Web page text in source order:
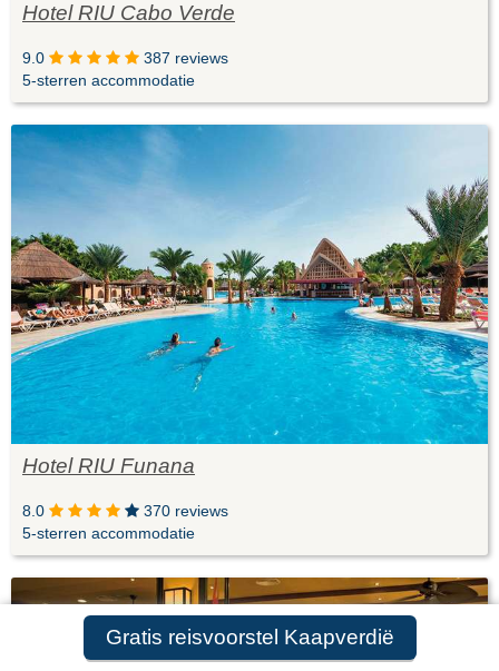
Gratis reisvoorstel Kaapverdië
Hotel RIU Cabo Verde
9.0
387 reviews
5-sterren accommodatie
Hotel RIU Funana
8.0
370 reviews
5-sterren accommodatie